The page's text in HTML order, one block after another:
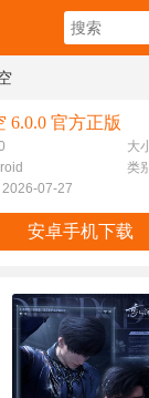
6.0.0 官方正版
大
类
07-27
安卓手机下载